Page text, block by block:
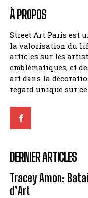
À PROPOS
Street Art Paris est
la valorisation du
articles sur les
emblématiques, et
art dans la
regard unique sur
DERNIER ARTICLES
Tracey Amon:
d’Art